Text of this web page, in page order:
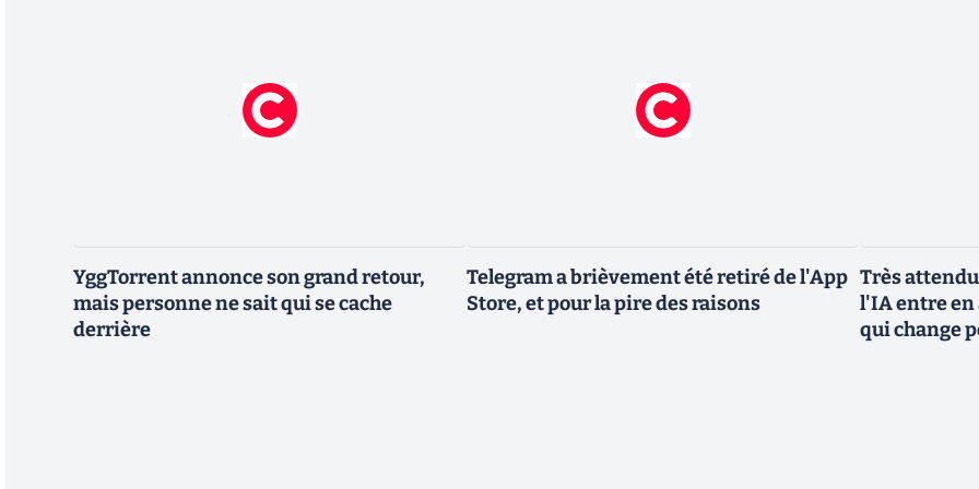
YggTorrent annonce son grand retour,
mais personne ne sait qui se cache
derrière
Telegram a brièvement été retiré de l'App
Store, et pour la pire des raisons
Très
l'IA entre en
qui change